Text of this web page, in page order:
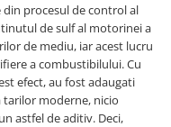
procesul de control al
de sulf al motorinei a
de mediu, iar acest lucru
a combustibilului. Cu
efect, au fost adaugati
moderne, nicio
astfel de aditiv. Deci,